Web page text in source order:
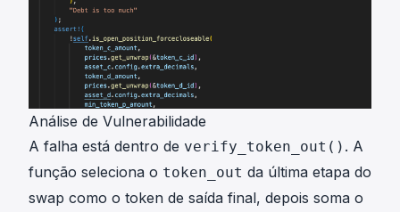
Análise de Vulnerabilidade
A falha está dentro de verify_token_out() . A
função seleciona o token_out da última etapa do
swap como o token de saída final, depois soma o